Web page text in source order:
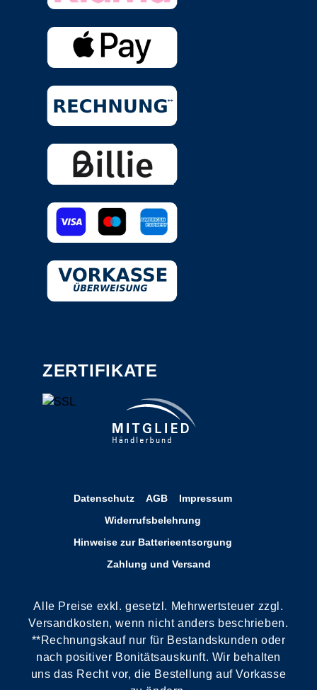
ZERTIFIKATE
Datenschutz AGB
Impressum
Widerrufsbelehrung
Hinweise zur Batterieentsorgung
Zahlung und Versand
Alle Preise exkl. gesetzl. Mehrwertsteuer zzgl.
Versandkosten, wenn nicht anders beschrieben.
**Rechnungskauf nur für Bestandskunden oder
nach positiver Bonitätsauskunft. Wir behalten
uns das Recht vor, die Bestellung auf Vorkasse